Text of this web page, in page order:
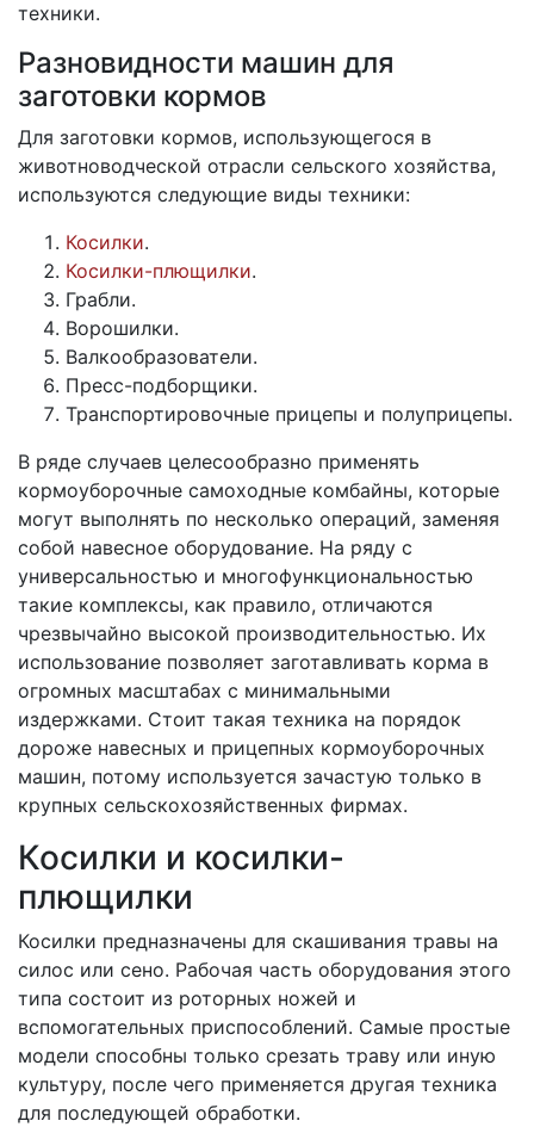
техники.
Разновидности машин для
заготовки кормов
Для заготовки кормов, использующегося в
животноводческой отрасли сельского хозяйства,
используются следующие виды техники:
Косилки.
Косилки-плющилки.
Грабли.
Ворошилки.
Валкообразователи.
Пресс-подборщики.
Транспортировочные прицепы и полуприцепы.
В ряде случаев целесообразно применять
кормоуборочные самоходные комбайны, которые
могут выполнять по несколько операций, заменяя
собой навесное оборудование. На ряду с
универсальностью и многофункциональностью
такие комплексы, как правило, отличаются
чрезвычайно высокой производительностью. Их
использование позволяет заготавливать корма в
огромных масштабах с минимальными
издержками. Стоит такая техника на порядок
дороже навесных и прицепных кормоуборочных
машин, потому используется зачастую только в
крупных сельскохозяйственных фирмах.
Косилки и косилки-
плющилки
Косилки предназначены для скашивания травы на
силос или сено. Рабочая часть оборудования этого
типа состоит из роторных ножей и
вспомогательных приспособлений. Самые простые
модели способны только срезать траву или иную
культуру, после чего применяется другая техника
для последующей обработки.